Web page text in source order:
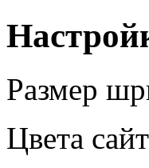
Размер
Цвета